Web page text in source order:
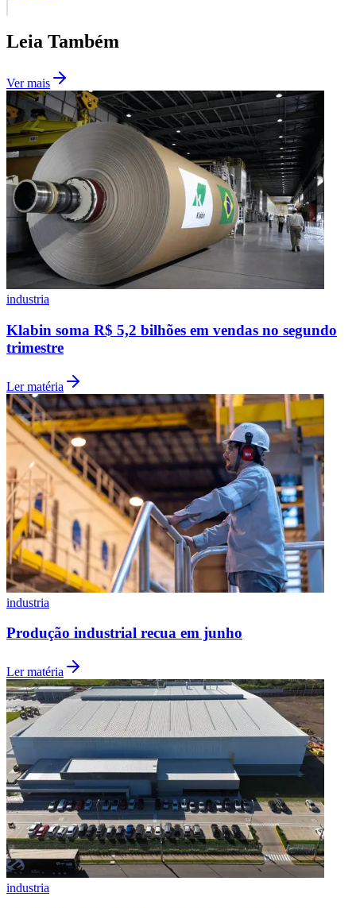
Santos
Flamengo
Leia Também
Ver mais
industria
Klabin soma R$ 5,2 bilhões em vendas no segundo
trimestre
Ler matéria
industria
Produção industrial recua em junho
Ler matéria
industria